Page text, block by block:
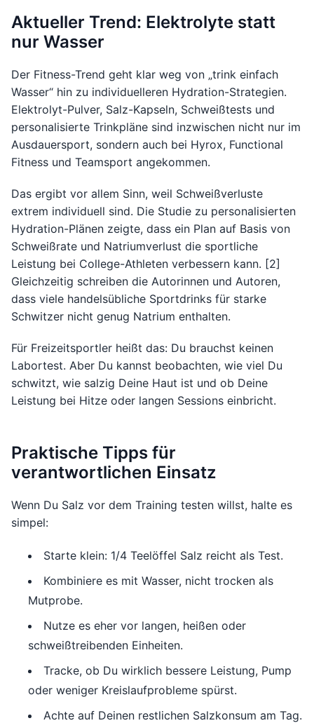
Aktueller Trend: Elektrolyte statt
nur Wasser
Der Fitness-Trend geht klar weg von „trink einfach
Wasser“ hin zu individuelleren Hydration-Strategien.
Elektrolyt-Pulver, Salz-Kapseln, Schweißtests und
personalisierte Trinkpläne sind inzwischen nicht nur im
Ausdauersport, sondern auch bei Hyrox, Functional
Fitness und Teamsport angekommen.
Das ergibt vor allem Sinn, weil Schweißverluste
extrem individuell sind. Die Studie zu personalisierten
Hydration-Plänen zeigte, dass ein Plan auf Basis von
Schweißrate und Natriumverlust die sportliche
Leistung bei College-Athleten verbessern kann. [2]
Gleichzeitig schreiben die Autorinnen und Autoren,
dass viele handelsübliche Sportdrinks für starke
Schwitzer nicht genug Natrium enthalten.
Für Freizeitsportler heißt das: Du brauchst keinen
Labortest. Aber Du kannst beobachten, wie viel Du
schwitzt, wie salzig Deine Haut ist und ob Deine
Leistung bei Hitze oder langen Sessions einbricht.
Praktische Tipps für
verantwortlichen Einsatz
Wenn Du Salz vor dem Training testen willst, halte es
simpel:
Starte klein: 1/4 Teelöffel Salz reicht als Test.
Kombiniere es mit Wasser, nicht trocken als
Mutprobe.
Nutze es eher vor langen, heißen oder
schweißtreibenden Einheiten.
Tracke, ob Du wirklich bessere Leistung, Pump
oder weniger Kreislaufprobleme spürst.
Achte auf Deinen restlichen Salzkonsum am Tag.